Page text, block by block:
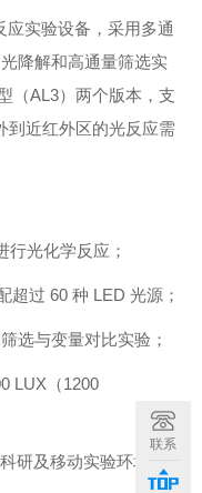
应实验设备，采用多通
降解和高通量筛选实
（AL3）两个版本，支
到近红外区的光反应需
光化学反应；
超过 60 种 LED 光源；
选与变量对比实验；
LUX（1200
研及移动实验环境；
联系